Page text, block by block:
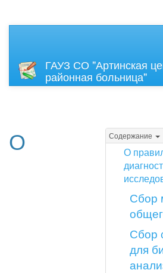
ГАУЗ СО "Артинская
районная больница"
Содержание
О
Сбор
Сбор
для
О